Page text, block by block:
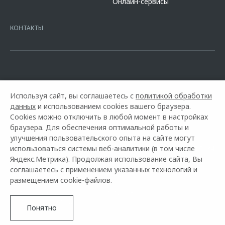
Кредит предоставляет АО Альфа-Банк. ИНН
16.01.2015. Предложение ограничено и не является публичной
КОНТАКТЫ
Горячая линия OMODA: +7 (8112) 59-15-34
Используя сайт, вы соглашаетесь с политикой обработки
данных и использованием cookies вашего браузера.
Cookies можно отключить в любой момент в настройках
браузера. Для обеспечения оптимальной работы и
улучшения пользовательского опыта на сайте могут
использоваться системы веб-аналитики (в том числе
Яндекс.Метрика). Продолжая использование сайта, Вы
соглашаетесь с применением указанных технологий и
размещением cookie-файлов.
Понятно